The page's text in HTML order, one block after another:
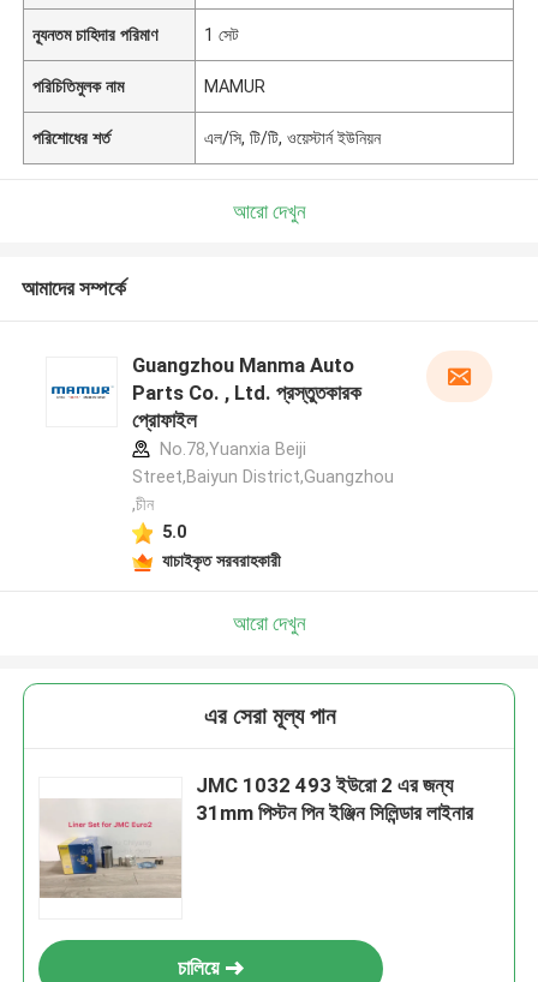
ন্যূনতম চাহিদার পরিমাণ 1 সেট
পরিচিতিমুলক নাম MAMUR
পরিশোধের শর্ত এল/সি, টি/টি, ওয়েস্টার্ন ইউনিয়ন
আরো দেখুন
আমাদের সম্পর্কে
Guangzhou Manma Auto
Parts Co. , Ltd. প্রস্তুতকারক
প্রোফাইল
No.78,Yuanxia Beiji
Street,Baiyun District,Guangzhou
,চীন
5.0
যাচাইকৃত সরবরাহকারী
আরো দেখুন
এর সেরা মূল্য পান
JMC 1032 493 ইউরো 2 এর জন্য
31mm পিস্টন পিন ইঞ্জিন সিলিন্ডার লাইনার
চালিয়ে